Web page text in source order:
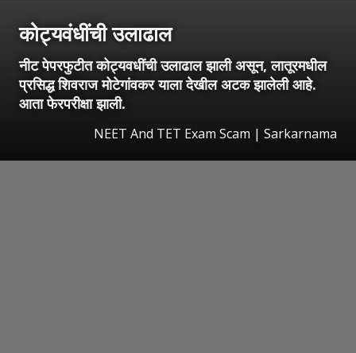
कोट्यवंधींची उलाढाल
नीट पेपरफुटीत कोट्यवधींची उलाढाल झाली असून, लातूरमधील
प्रसिद्ध शिवराज मोटेगांवकर याला देखील अटक झालेली आहे.
आता फेरपरीक्षा झाली.
NEET And TET Exam Scam | Sarkarnama